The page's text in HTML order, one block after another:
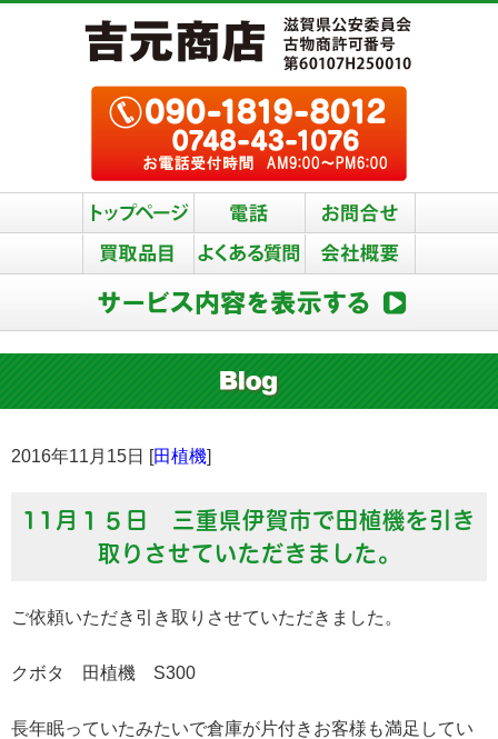
2016年11月15日 [田植機]
11月１５日 三重県伊賀市で田植機を引き
取りさせていただきました。
ご依頼いただき引き取りさせていただきました。
クボタ 田植機 S300
長年眠っていたみたいで倉庫が片付きお客様も満足してい